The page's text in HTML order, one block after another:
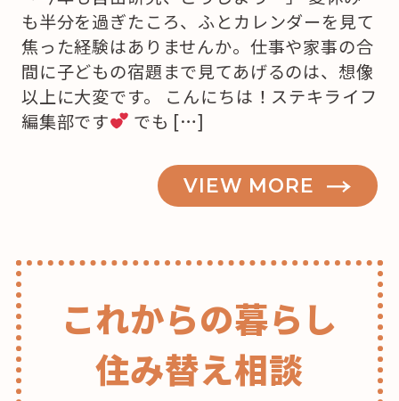
も半分を過ぎたころ、ふとカレンダーを見て
焦った経験はありませんか。仕事や家事の合
間に子どもの宿題まで見てあげるのは、想像
以上に大変です。 こんにちは！ステキライフ
編集部です
でも […]
VIEW MORE
これからの暮らし
住み替え相談